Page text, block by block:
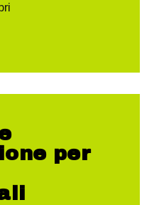
per